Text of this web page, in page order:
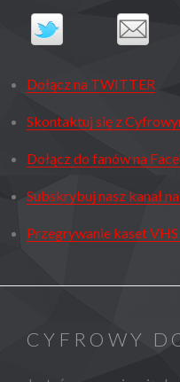
Dołącz na TWITTER
Skontaktuj się z
Dołącz do fanów na
Subskrybuj nasz kanał
Przegrywanie kaset VHS
CYFROWY